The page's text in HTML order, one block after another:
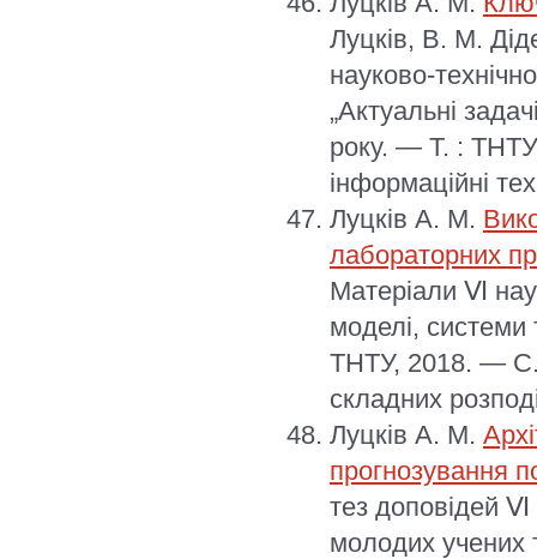
Луцків, В. М.
науково-
„Актуальні
року. — Т. :
інформаційні
Луцків А. М.
лабораторних
Матеріали Ⅵ
моделі, системи
ТНТУ, 2018. — С.
складних
Луцків А. М.
прогнозування
тез доповідей Ⅵ
молодих учених